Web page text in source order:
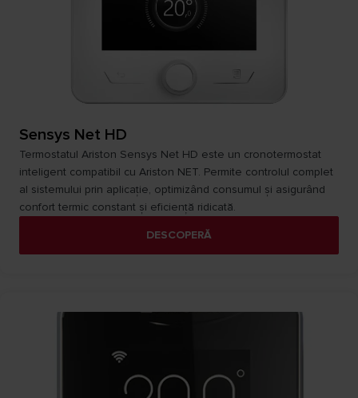
Sensys Net HD
Termostatul Ariston Sensys Net HD este un cronotermostat
inteligent compatibil cu Ariston NET. Permite controlul complet
al sistemului prin aplicație, optimizând consumul și asigurând
confort termic constant și eficiență ridicată.
DESCOPERĂ